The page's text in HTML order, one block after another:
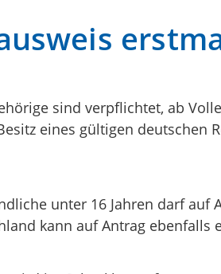
sind verpflichtet, ab
eines gültigen deutschen
unter 16 Jahren darf
kann auf Antrag ebenfalls